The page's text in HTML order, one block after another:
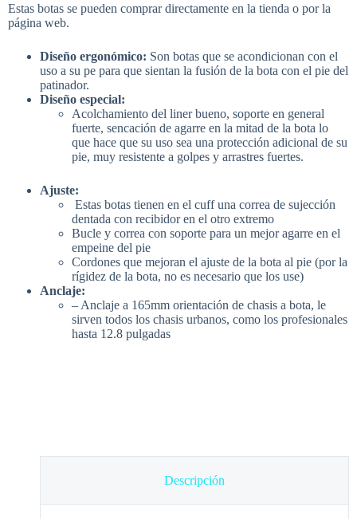
Estas botas se pueden comprar directamente en la tienda o por la
página web.
Diseño ergonómico: Son botas que se acondicionan con el
uso a su pe para que sientan la fusión de la bota con el pie del
patinador.
Diseño especial:
Acolchamiento del liner bueno, soporte en general
fuerte, sencación de agarre en la mitad de la bota lo
que hace que su uso sea una protección adicional de su
pie, muy resistente a golpes y arrastres fuertes.
Ajuste:
Estas botas tienen en el cuff una correa de sujección
dentada con recibidor en el otro extremo
Bucle y correa con soporte para un mejor agarre en el
empeine del pie
Cordones que mejoran el ajuste de la bota al pie (por la
rígidez de la bota, no es necesario que los use)
Anclaje:
– Anclaje a 165mm orientación de chasis a bota, le
sirven todos los chasis urbanos, como los profesionales
hasta 12.8 pulgadas
Descripción